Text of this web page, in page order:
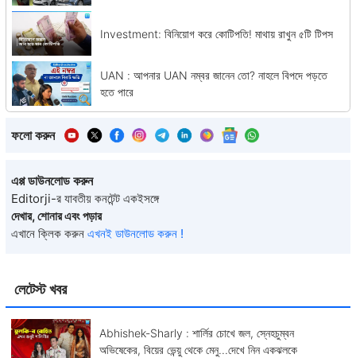
লেটেস্ট খবর
Abhishek-Sharly : শার্লির চোখে জল, স্নেহচুম্বন
অভিষেকের, বিয়ের ভেন্য়ু থেকে মেনু...দেখে নিন একঝলকে
Investment: বিনিয়োগ করে কোটিপতি! মাথায় রাখুন ৫টি টিপস
UAN : আপনার UAN নম্বর জানেন তো? নাহলে বিপদে পড়তে
হতে পারে
ফলো করুন
এপ্প ডাউনলোড করুন
Editorji-র যাবতীয় কনটেন্ট একইসঙ্গে
দেখার, শোনার এবং পড়ার
এখানে ক্লিক করুন এখনই ডাউনলোড করুন !